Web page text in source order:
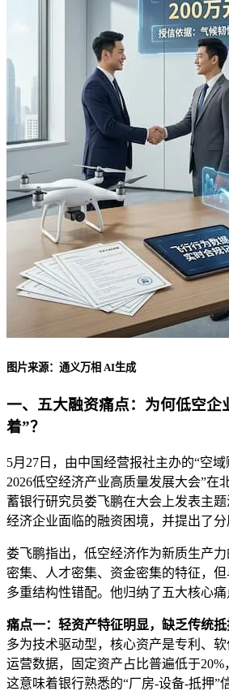
图片来源：通义万相 AI生成
一、五大融资痛点：为何低空企
着”？
5月27日，由中国经营报社主办的“空
2026低空经济产业高质量发展大会”在
蓄银行研究员娄飞鹏在大会上发表主
经济企业面临的融资困境，并提出了分
娄飞鹏指出，低空经济作为新质生产
密集、人才密集、资金密集的特征，
多重结构性错配。他归纳了五大核心痛
痛点一：轻资产特征明显，缺乏传统抵
多为技术驱动型，核心资产是专利、
运营数据，固定资产占比普遍低于20%
这意味着银行熟悉的“厂房-设备-抵押”